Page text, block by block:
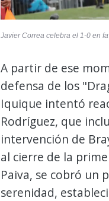
Javier Correa celebra el 1-0 en
A partir de ese
defensa de los
Iquique intentó
Rodríguez, que
intervención de
al cierre de la
Paiva, se cobró un
serenidad,